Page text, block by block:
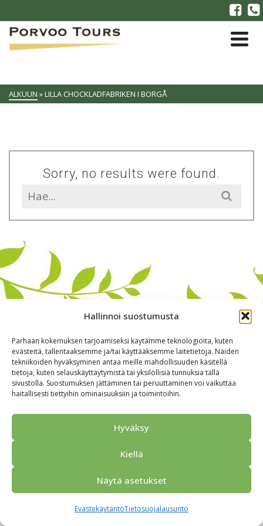
Hallinnoi suostumusta
Parhaan kokemuksen tarjoamiseksi käytämme teknologioita, kuten
evästeitä, tallentaaksemme ja/tai käyttääksemme laitetietoja. Näiden
tekniikoiden hyväksyminen antaa meille mahdollisuuden käsitellä
tietoja, kuten selauskäyttäytymistä tai yksilöllisiä tunnuksia tällä
sivustolla. Suostumuksen jättäminen tai peruuttaminen voi vaikuttaa
haitallisesti tiettyihin ominaisuuksiin ja toimintoihin.
Hyväksy
Kiellä
Näytä asetukset
EvästekäytäntöTietosuojalausunto
ALKUUN »LILLA CHOCKLADFABRIKEN I BORGÅ
Sorry, no results were found.
Search
for:
Alkuun Ryhmille Kokous & Ohjelmat
Yhteistyökumppanit
Tarjouspyyntö
Anna palautetta
Tietosuojaseloste
© 2026 Porvoo Tours - matkanjärjestäjä / FPW